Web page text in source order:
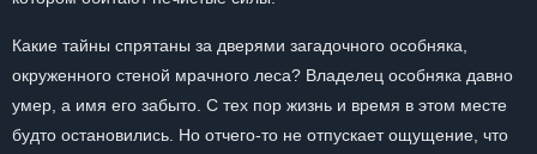
Какие тайны спрятаны за дверями загадочного особняка,
окруженного стеной мрачного леса? Владелец особняка давно
умер, а имя его забыто. С тех пор жизнь и время в этом месте
будто остановились. Но отчего-то не отпускает ощущение, что